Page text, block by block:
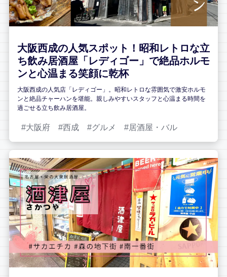
大阪西成の人気スポット！昭和レトロな立
ち飲み居酒屋「レディゴー」で絶品ホルモ
ンと心温まる笑顔に乾杯
大阪西成の人気店「レディゴー」。昭和レトロな雰囲気で激安ホルモ
ンと絶品チャーハンを堪能。親しみやすいスタッフと心温まる時間を
過ごせる立ち飲み居酒屋。
大阪府 西成 グルメ 居酒屋・バル